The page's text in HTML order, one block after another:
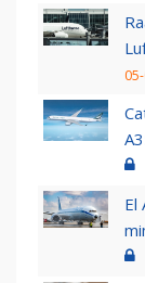
El